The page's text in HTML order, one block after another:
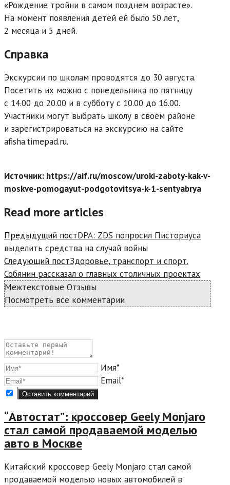
«Рождение тройни в самом позднем возрасте».
На момент появления детей ей было 50 лет,
2 месяца и 5 дней.
Справка
Экскурсии по школам проводятся до 30 августа.
Посетить их можно с понедельника по пятницу
с 14.00 до 20.00 и в субботу с 10.00 до 16.00.
Участники могут выбрать школу в своём районе
и зарегистрироваться на экскурсию на сайте
afisha.timepad.ru.
Источник: https://aif.ru/moscow/uroki-zaboty-kak-v-
moskve-pomogayut-podgotovitsya-k-1-sentyabrya
Read more articles
Предыдущий постDPA: ZDS попросил Писториуса
выделить средства на случай войны
Следующий постЗдоровье, транспорт и спорт.
Собянин рассказал о главных столичных проектах
Межтекстовые Отзывы
Посмотреть все комментарии
Имя*
Email*
“Автостат”: кроссовер Geely Monjaro
стал самой продаваемой моделью
авто в Москве
Китайский кроссовер Geely Monjaro стал самой
продаваемой моделью новых автомобилей в